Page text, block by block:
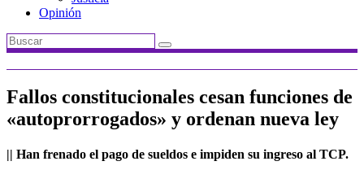
Opinión
Fallos constitucionales cesan funciones de
«autoprorrogados» y ordenan nueva ley
|| Han frenado el pago de sueldos e impiden su ingreso al TCP.